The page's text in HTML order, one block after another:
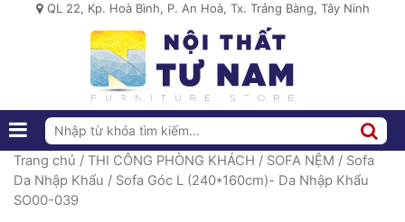
QL 22, Kp. Hoà Bình, P. An Hoà, Tx. Trảng Bàng, Tây Ninh
Trang chủ / THI CÔNG PHÒNG KHÁCH / SOFA NỆM / Sofa
Da Nhập Khẩu / Sofa Góc L (240*160cm)- Da Nhập Khẩu
SO00-039